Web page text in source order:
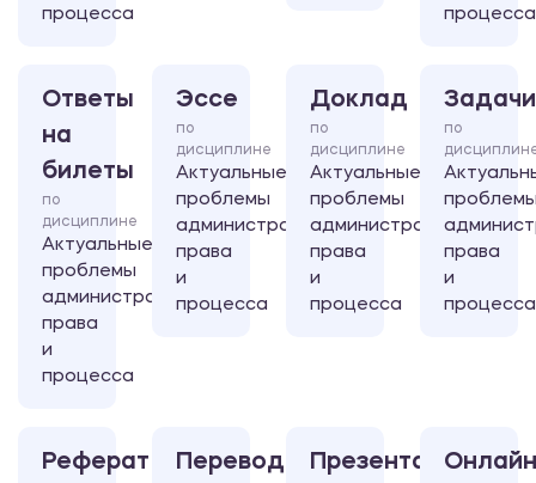
процесса
процесса
Ответы
на
билеты
по
дисциплине
Актуальные
проблемы
административного
права
и
процесса
Эссе
по
дисциплине
Актуальные
проблемы
административного
права
и
процесса
Доклад
по
дисциплине
Актуальные
проблемы
административного
права
и
процесса
Задачи
по
права
и
процесса
Реферат Перевод Презентация